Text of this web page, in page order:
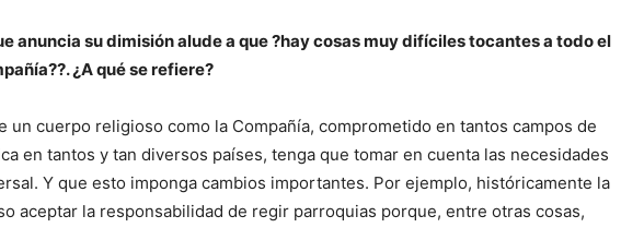
anuncia su dimisión alude a que ?hay cosas muy difíciles tocantes a todo el
¿A qué se refiere?
un cuerpo religioso como la Compañía, comprometido en tantos campos de
en tantos y tan diversos países, tenga que tomar en cuenta las necesidades
Y que esto imponga cambios importantes. Por ejemplo, históricamente la
aceptar la responsabilidad de regir parroquias porque, entre otras cosas,